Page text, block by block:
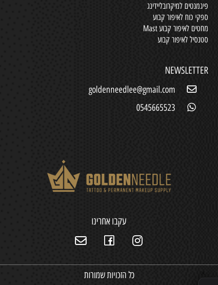
פיגמנטים למיקרובליידינג
ספקי כוח לאיפור קבוע
מחטים לאיפור קבוע Mast
סטנסיל לאיפור קבוע
NEWSLETTER
goldenneedlee@gmail.com
0545665523
עקבו אחרינו
כל הזכויות שמורות